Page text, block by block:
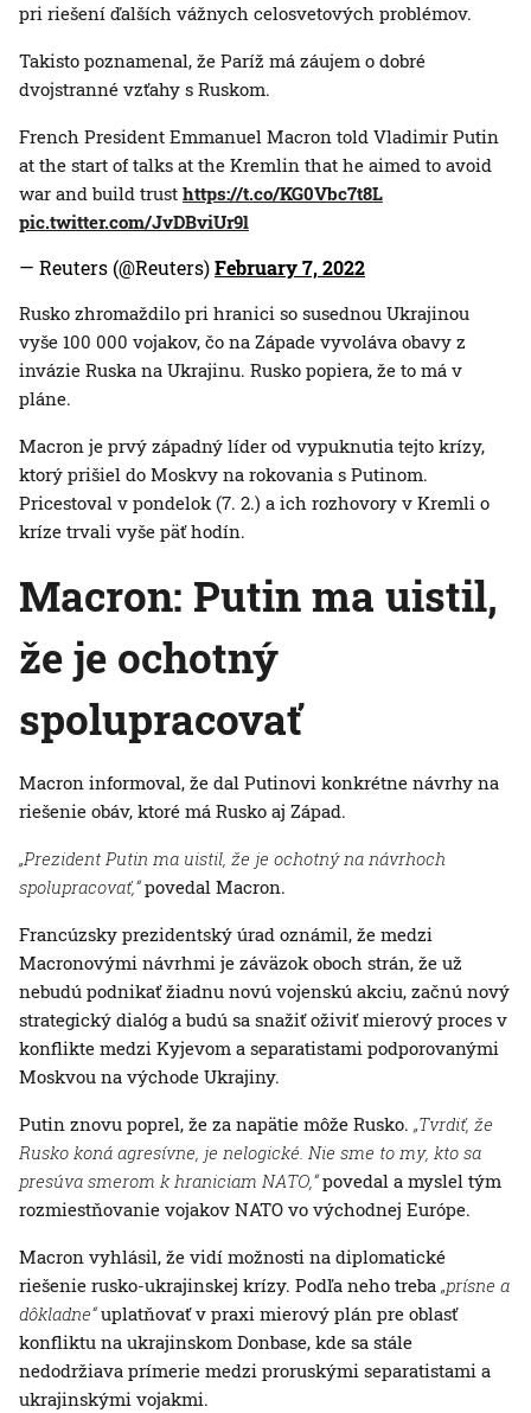
pri riešení ďalších vážnych celosvetových problémov.
Takisto poznamenal, že Paríž má záujem o dobré
dvojstranné vzťahy s Ruskom.
French President Emmanuel Macron told Vladimir Putin
at the start of talks at the Kremlin that he aimed to avoid
war and build trust https://t.co/KG0Vbc7t8L
pic.twitter.com/JvDBviUr9l
— Reuters (@Reuters)February 7, 2022
Rusko zhromaždilo pri hranici so susednou Ukrajinou
vyše 100 000 vojakov, čo na Západe vyvoláva obavy z
invázie Ruska na Ukrajinu. Rusko popiera, že to má v
pláne.
Macron je prvý západný líder od vypuknutia tejto krízy,
ktorý prišiel do Moskvy na rokovania s Putinom.
Pricestoval v pondelok (7. 2.) a ich rozhovory v Kremli o
kríze trvali vyše päť hodín.
Macron: Putin ma uistil,
že je ochotný
spolupracovať
Macron informoval, že dal Putinovi konkrétne návrhy na
riešenie obáv, ktoré má Rusko aj Západ.
„Prezident Putin ma uistil, že je ochotný na návrhoch
spolupracovať,“povedal Macron.
Francúzsky prezidentský úrad oznámil, že medzi
Macronovými návrhmi je záväzok oboch strán, že už
nebudú podnikať žiadnu novú vojenskú akciu, začnú nový
strategický dialóg a budú sa snažiť oživiť mierový proces v
konflikte medzi Kyjevom a separatistami podporovanými
Moskvou na východe Ukrajiny.
Putin znovu poprel, že za napätie môže Rusko. „Tvrdiť, že
Rusko koná agresívne, je nelogické. Nie sme to my, kto sa
presúva smerom k hraniciam NATO,“povedal a myslel tým
rozmiestňovanie vojakov NATO vo východnej Európe.
Macron vyhlásil, že vidí možnosti na diplomatické
riešenie rusko-ukrajinskej krízy. Podľa neho treba „prísne a
dôkladne“uplatňovať v praxi mierový plán pre oblasť
konfliktu na ukrajinskom Donbase, kde sa stále
nedodržiava prímerie medzi proruskými separatistami a
ukrajinskými vojakmi.